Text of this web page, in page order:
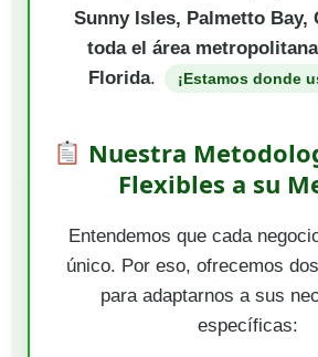
Sunny Isles, Palmetto Bay,
toda el área
Florida. ¡Estamos donde
Nuestra
Flexibles a su
Entendemos que cada
único. Por eso, ofrecemos
para adaptarnos a sus
específicas: